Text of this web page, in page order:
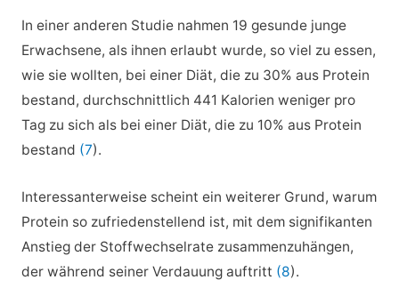
In einer anderen Studie nahmen 19 gesunde junge
Erwachsene, als ihnen erlaubt wurde, so viel zu essen,
wie sie wollten, bei einer Diät, die zu 30% aus Protein
bestand, durchschnittlich 441 Kalorien weniger pro
Tag zu sich als bei einer Diät, die zu 10% aus Protein
bestand (7).
Interessanterweise scheint ein weiterer Grund, warum
Protein so zufriedenstellend ist, mit dem signifikanten
Anstieg der Stoffwechselrate zusammenzuhängen,
der während seiner Verdauung auftritt (8).